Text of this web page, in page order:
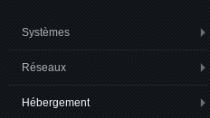
Systèmes
Réseaux
Hébergement